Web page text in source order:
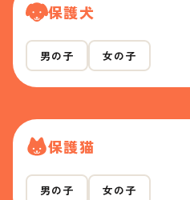
保護犬
男の子 女の子
保護猫
男の子 女の子